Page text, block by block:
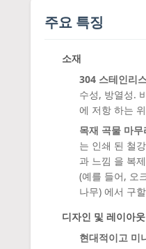
주요 특징
소재
304 스테인리
수성, 방열성.
에 저항 하는
목재 곡물 마무
는 인쇄 된 철
과 느낌 을 복
(예를 들어, 오
나무) 에서 구
디자인 및 레이아웃
현대적이고 미